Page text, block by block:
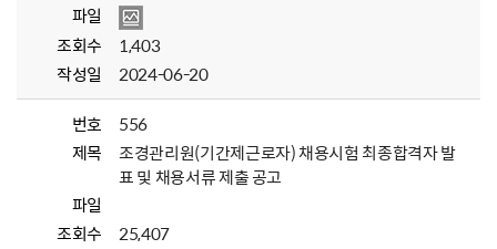
파일
조회수
1,403
작성일
2024-06-20
번호
556
제목
조경관리원(기간제근로자) 채용시험 최종합격자 발
표 및 채용서류 제출 공고
파일
조회수
25,407